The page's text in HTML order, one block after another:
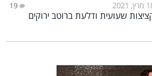
2021
19
שעועית ודלעת ברוטב ירוקים